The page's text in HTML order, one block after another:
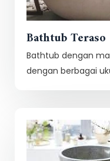
Bathtub Teraso
Bathtub dengan
dengan berbagai